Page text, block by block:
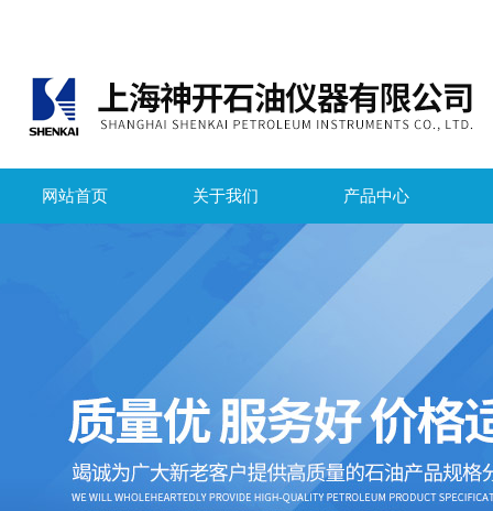
网站首页 关于我们 产品中心